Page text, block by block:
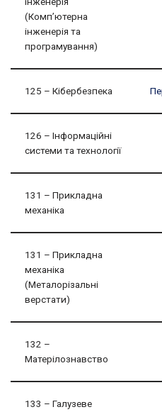
(Комп’ютерна
інженерія та
програмування)
125 – Кібербезпека
126 – Інформаційні
системи та технології
131 – Прикладна
механіка
131 – Прикладна
механіка
(Металорізальні
верстати)
132 –
Матерілознавство
133 – Галузеве